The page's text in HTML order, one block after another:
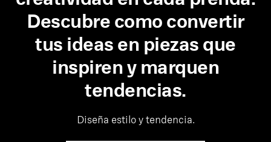
Descubre como convertir
tus ideas en piezas que
inspiren y marquen
tendencias.
Diseña estilo y tendencia.